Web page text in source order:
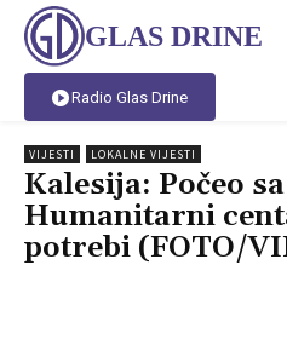
GLAS DRINE
Radio Glas Drine
VIJESTI LOKALNE VIJESTI
Kalesija: Počeo
Humanitarni
potrebi (FOTO/